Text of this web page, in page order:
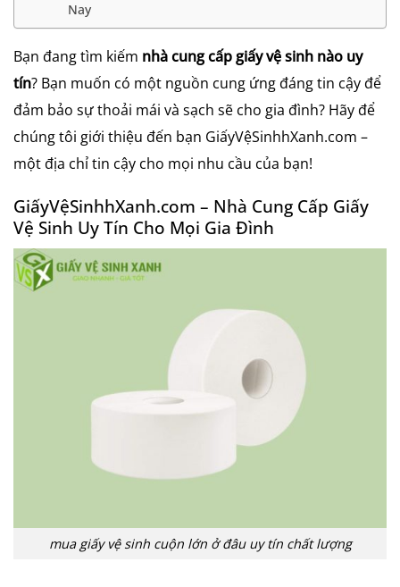
Nay
Bạn đang tìm kiếm nhà cung cấp giấy vệ sinh nào uy
tín? Bạn muốn có một nguồn cung ứng đáng tin cậy để
đảm bảo sự thoải mái và sạch sẽ cho gia đình? Hãy để
chúng tôi giới thiệu đến bạn GiấyVệSinhhXanh.com –
một địa chỉ tin cậy cho mọi nhu cầu của bạn!
GiấyVệSinhhXanh.com – Nhà Cung Cấp Giấy
Vệ Sinh Uy Tín Cho Mọi Gia Đình
mua giấy vệ sinh cuộn lớn ở đâu uy tín chất lượng